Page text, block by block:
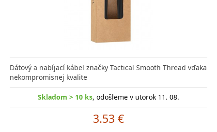
Dátový a nabíjací kábel značky Tactical Smooth Thread vďaka
nekompromisnej kvalite
Skladom > 10 ks, odošleme v utorok 11. 08.
3.53 €